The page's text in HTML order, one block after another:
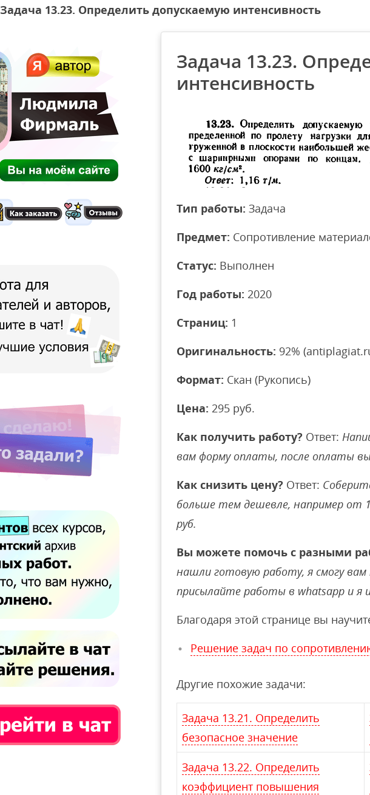
Задача 13.23. Определить допускаемую интенсивность
Задача 13.23.
интенсивность
Тип работы: Задача
Предмет: Сопротивление
Статус: Выполнен
Год работы: 2020
Страниц: 1
Оригинальность: 92%
Формат: Скан (Рукопись)
Цена: 295 руб.
Как получить работу? Ответ:
вам форму оплаты, после оплаты
Как снизить цену? Ответ:
больше тем дешевле, например от
руб.
Вы можете помочь с разными
нашли готовую работу, я смогу вам
присылайте работы в whatsapp и я
Благодаря этой странице вы
Решение задач по
Другие похожие задачи:
Задача 13.21. Определить
безопасное значение
Задача 13.22. Определить
коэффициент повышения